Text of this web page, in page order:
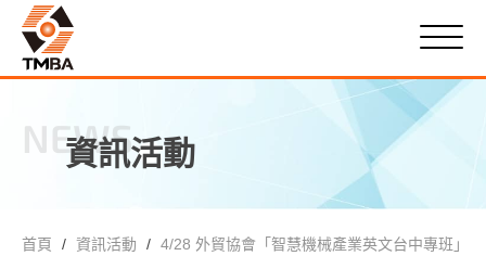
NEWS
資訊活動
首頁 資訊活動 4/28 外貿協會「智慧機械產業英文台中專班」